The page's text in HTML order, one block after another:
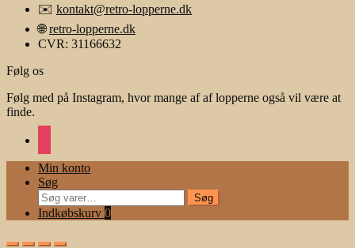
✉️ kontakt@retro-lopperne.dk
🌐retro-lopperne.dk
CVR: 31166632
Følg os
Følg med på Instagram, hvor mange af af lopperne også vil være at
finde.
Min konto
Søg
Søg
efter:
Søg
Indkøbskurv 0